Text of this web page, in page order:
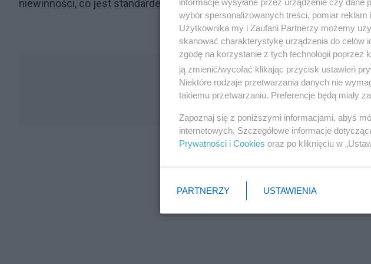
niewinności, co jest standardem demokratycznego państwa prawa.
Reklama
wybór spersonalizowanych treści, pomiar reklam
Użytkownika my i Zaufani Partnerzy możemy
skanować charakterystykę urządzenia do celów
zgodę na korzystanie z tych technologii poprzez
ją zmienić/wycofać klikając przycisk ustawień
Niektóre rodzaje przetwarzania danych nie
takiemu przetwarzaniu. Preferencje będą miały
Zapoznaj się z poniższymi informacjami, abyś
internetowych. Szczegółowe informacje
Prywatności i Cookies oraz po kliknięciu w
PARTNERZY USTAWIENIA